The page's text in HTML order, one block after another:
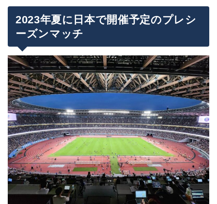
チケット販売情報について
チケット販売スケジュール
座席マップ
チケット価格
各販売スケジュールのチケット購入のコツと注意
点
座席指定は不可？チケット販売共通の注意点
5/16(火)〜5/17(水)：楽天会員先行（抽選）
5/20(土)7:00〜9:59：落選者向け優先販売（先
着）
5/20(土)10:00〜：一般販売（先着）
一般販売後の復活はある…？支払期限後の24
時過ぎをチェック！
5/30(火)15:00〜：バックスタンドウィング席追
6/1(木)12:00〜6/2(金)11:59：＜24時間限定＞運
試しチケット販売（抽選）
6/2(金)15:00〜6/3(土)14:59：＜24時間限定＞運
試しチケット販売第2弾（抽選）
（裏ルート？）ファントークンを使ったチケット
入手方法について
バルセロナ来日ツアーの地上波放送・ネット配信は
ある？
バルセロナ来日メンバーについて
チケットを手に入れたら・・・試合観戦だけじゃな
く来日イベントを存分に楽しもう！！
最後に…本場のバルセロナの試合を現地で観戦する
には？
まとめ
2023年夏に日本で開催予定のプレシ
ーズンマッチ